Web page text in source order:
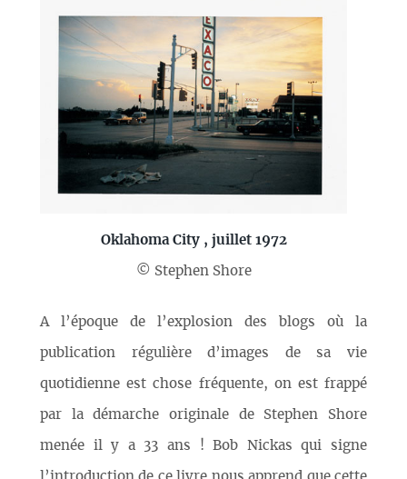
Oklahoma City , juillet 1972
© Stephen Shore
A l’époque de l’explosion des blogs où la
publication régulière d’images de sa vie
quotidienne est chose fréquente, on est frappé
par la démarche originale de Stephen Shore
menée il y a 33 ans ! Bob Nickas qui signe